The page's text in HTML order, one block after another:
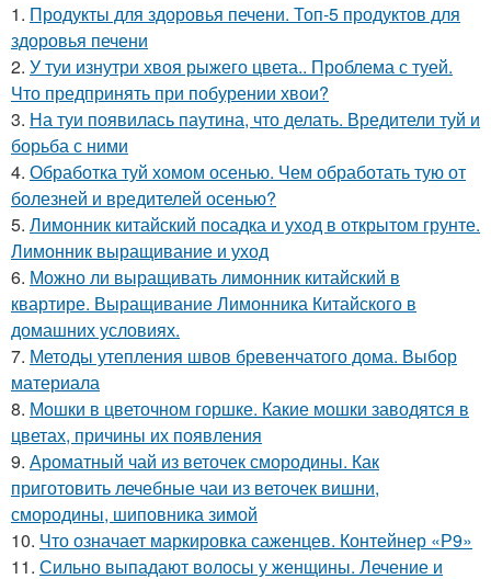
1. Продукты для здоровья печени. Топ-5 продуктов для
здоровья печени
2. У туи изнутри хвоя рыжего цвета.. Проблема с туей.
Что предпринять при побурении хвои?
3. На туи появилась паутина, что делать. Вредители туй и
борьба с ними
4. Обработка туй хомом осенью. Чем обработать тую от
болезней и вредителей осенью?
5. Лимонник китайский посадка и уход в открытом грунте.
Лимонник выращивание и уход
6. Можно ли выращивать лимонник китайский в
квартире. Выращивание Лимонника Китайского в
домашних условиях.
7. Методы утепления швов бревенчатого дома. Выбор
материала
8. Мошки в цветочном горшке. Какие мошки заводятся в
цветах, причины их появления
9. Ароматный чай из веточек смородины. Как
приготовить лечебные чаи из веточек вишни,
смородины, шиповника зимой
10. Что означает маркировка саженцев. Контейнер «Р9»
11. Сильно выпадают волосы у женщины. Лечение и